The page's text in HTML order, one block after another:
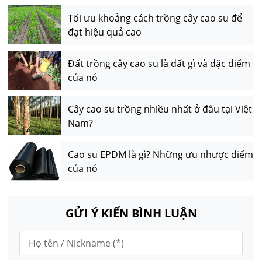
Tối ưu khoảng cách trồng cây cao su để
đạt hiệu quả cao
Đất trồng cây cao su là đất gì và đặc điểm
của nó
Cây cao su trồng nhiều nhất ở đâu tại Việt
Nam?
Cao su EPDM là gì? Những ưu nhược điểm
của nó
GỬI Ý KIẾN BÌNH LUẬN